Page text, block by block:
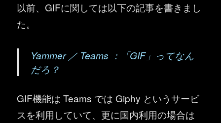
以前、GIFに関しては以下の記事を書きまし
た。
Yammer ／ Teams ：「GIF」ってなん
だろ？
GIF機能は Teams では Giphy というサービ
スを利用していて、更に国内利用の場合は